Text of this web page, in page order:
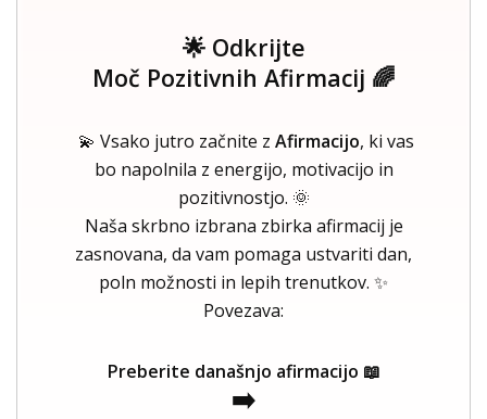
🌟 Odkrijte
Moč Pozitivnih Afirmacij 🌈
💫 Vsako jutro začnite z Afirmacijo, ki vas
bo napolnila z energijo, motivacijo in
pozitivnostjo. 🌞
Naša skrbno izbrana zbirka afirmacij je
zasnovana, da vam pomaga ustvariti dan,
poln možnosti in lepih trenutkov. ✨
Povezava:
Preberite današnjo afirmacijo 📖
➡️